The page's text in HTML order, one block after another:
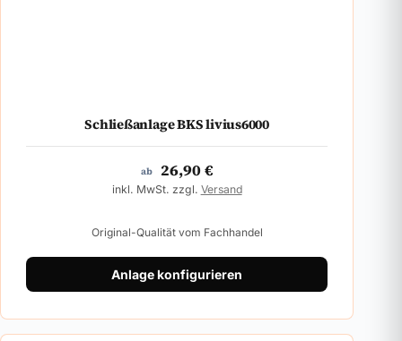
Schließanlage BKS livius6000
ab 26,90€
inkl. MwSt. zzgl. Versand
Original-Qualität vom Fachhandel
Anlage konfigurieren